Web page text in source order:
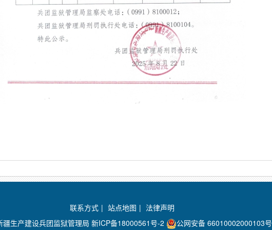
联系方式 | 站点地图 | 法律声明
疆生产建设兵团监狱管理局 新ICP备18000561号-2
公网安备 66010002000103号